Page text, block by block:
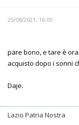
25/08/2021, 16:00
pare bono, e tare è
acquisto dopo i sonni
Daje.
Lazio Patria Nostra